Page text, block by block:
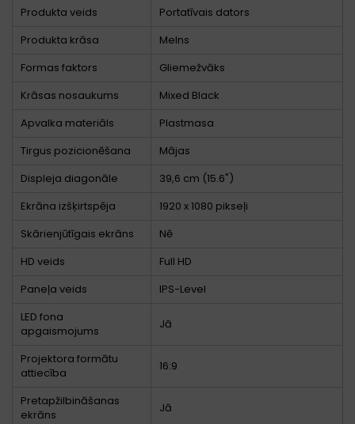
Produkta veids
Portatīvais dators
Produkta krāsa
Melns
Formas faktors
Gliemežvāks
Krāsas nosaukums
Mixed Black
Apvalka materiāls
Plastmasa
Tirgus pozicionēšana
Mājas
Displeja diagonāle
39,6 cm (15.6")
Ekrāna izšķirtspēja
1920 x 1080 pikseļi
Skārienjūtīgais ekrāns
Nē
HD veids
Full HD
Paneļa veids
IPS-Level
LED fona
apgaismojums
Jā
Projektora formātu
attiecība
16:9
Pretapžilbināšanas
ekrāns
Jā